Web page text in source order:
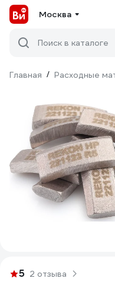
Москва
Поиск в каталоге
Главная / Расходные
5 2 отзыва